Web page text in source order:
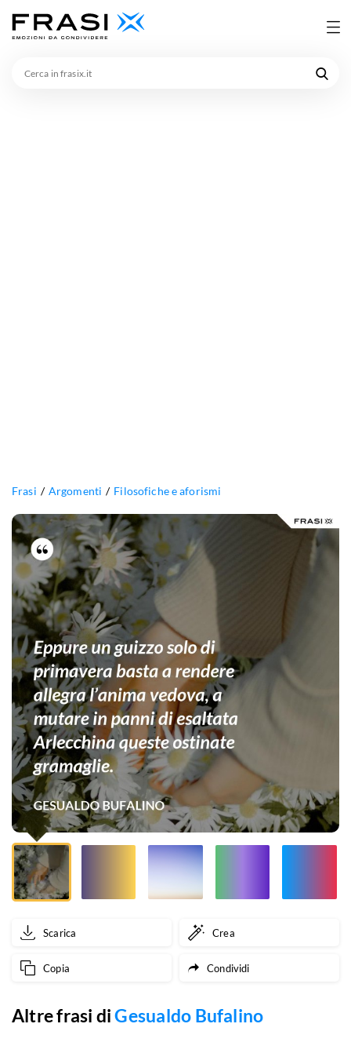
Frasi Argomenti Filosofiche e aforismi
Eppure
un
guizzo
solo
di
primavera
basta
a
rendere
allegra
l’anima
vedova,
a
mutare
in
di
Scarica Crea
Copia Condividi
Altre frasi diGesualdo Bufalino